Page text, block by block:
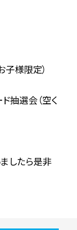
子様限定）
抽選会（空く
したら是非